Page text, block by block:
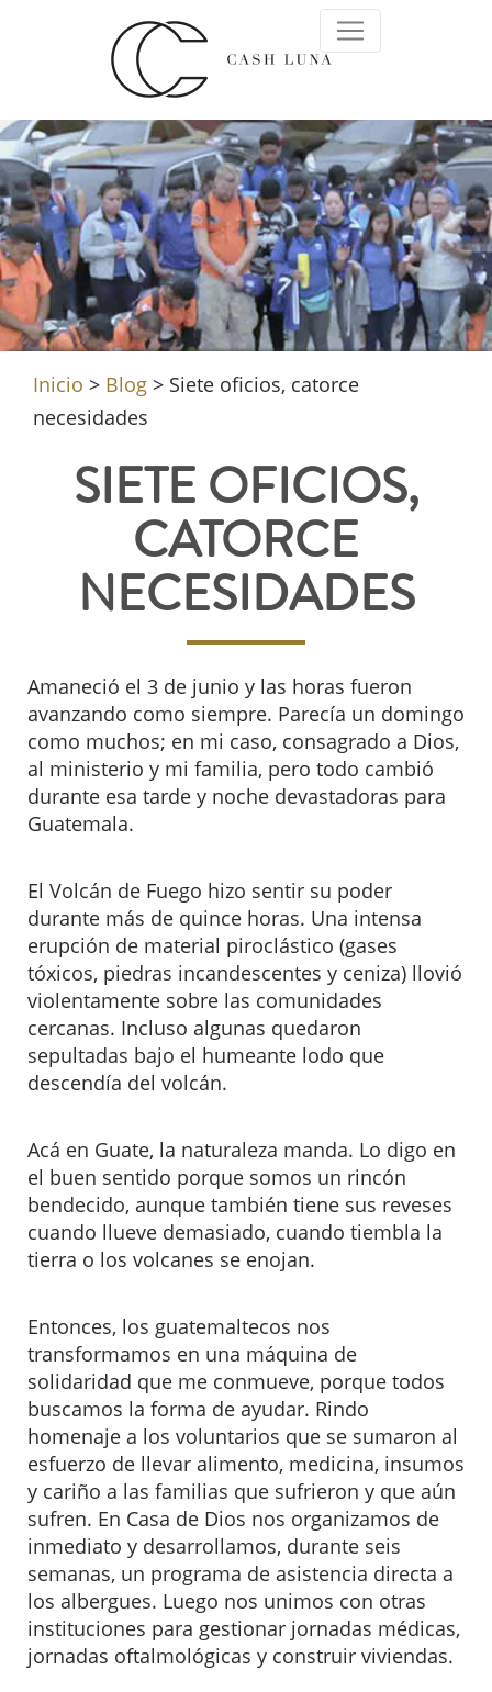
Inicio > Blog > Siete oficios, catorce
necesidades
SIETE OFICIOS,
CATORCE
NECESIDADES
Amaneció el 3 de junio y las horas fueron
avanzando como siempre. Parecía un domingo
como muchos; en mi caso, consagrado a Dios,
al ministerio y mi familia, pero todo cambió
durante esa tarde y noche devastadoras para
Guatemala.
El Volcán de Fuego hizo sentir su poder
durante más de quince horas. Una intensa
erupción de material piroclástico (gases
tóxicos, piedras incandescentes y ceniza) llovió
violentamente sobre las comunidades
cercanas. Incluso algunas quedaron
sepultadas bajo el humeante lodo que
descendía del volcán.
Acá en Guate, la naturaleza manda. Lo digo en
el buen sentido porque somos un rincón
bendecido, aunque también tiene sus reveses
cuando llueve demasiado, cuando tiembla la
tierra o los volcanes se enojan.
Entonces, los guatemaltecos nos
transformamos en una máquina de
solidaridad que me conmueve, porque todos
buscamos la forma de ayudar. Rindo
homenaje a los voluntarios que se sumaron al
esfuerzo de llevar alimento, medicina, insumos
y cariño a las familias que sufrieron y que aún
sufren. En Casa de Dios nos organizamos de
inmediato y desarrollamos, durante seis
semanas, un programa de asistencia directa a
los albergues. Luego nos unimos con otras
instituciones para gestionar jornadas médicas,
jornadas oftalmológicas y construir viviendas.